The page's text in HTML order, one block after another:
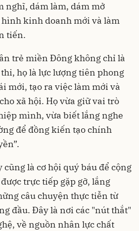
nghĩ, dám làm, dám mở
hình kinh doanh mới và làm
tiến.
trẻ miền Đông không chỉ là
họ là lực lượng tiên phong
mới, tạo ra việc làm mới và
xã hội. Họ vừa giữ vai trò
mình, vừa biết lắng nghe
để đồng kiến tạo chính
là cơ hội quý báu để cộng
trực tiếp gặp gỡ, lắng
câu chuyện thực tiễn từ
đầu. Đây là nơi các "nút thắt"
về nguồn nhân lực chất